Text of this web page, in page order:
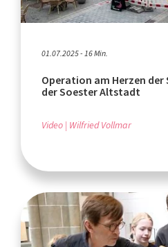
01.07.2025 - 16 Min.
Operation am Herzen
der Soester Altstadt
Video Wilfried Vollmar